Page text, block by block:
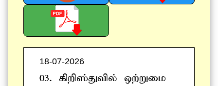
18-07-2026
03. fpwp];Jtpy; xw;Wik